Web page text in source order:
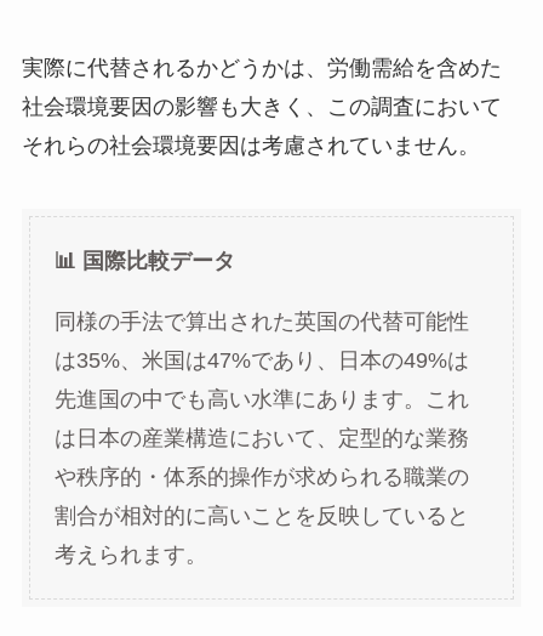
実際に代替されるかどうかは、労働需給を含めた
社会環境要因の影響も大きく、この調査において
それらの社会環境要因は考慮されていません。
📊 国際比較データ
同様の手法で算出された英国の代替可能性
は35%、米国は47%であり、日本の49%は
先進国の中でも高い水準にあります。これ
は日本の産業構造において、定型的な業務
や秩序的・体系的操作が求められる職業の
割合が相対的に高いことを反映していると
考えられます。